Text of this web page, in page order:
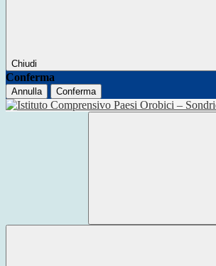
Chiudi
Conferma
Annulla Conferma